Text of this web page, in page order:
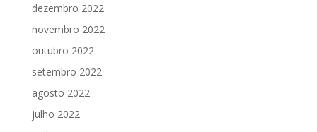
dezembro 2022
novembro 2022
outubro 2022
setembro 2022
agosto 2022
julho 2022